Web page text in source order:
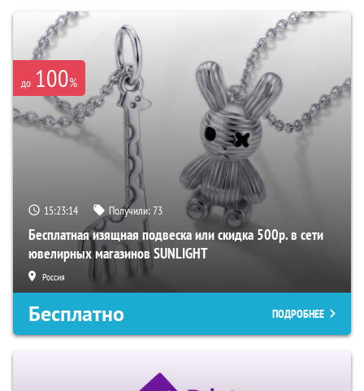
до 100%
15:23:13 Получили:73
Бесплатная изящная подвеска или скидка 500р. в сети
ювелирных магазинов SUNLIGHT
Россия
Бесплатно ПОДРОБНЕЕ